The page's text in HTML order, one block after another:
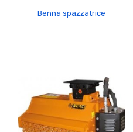
Benna spazzatrice